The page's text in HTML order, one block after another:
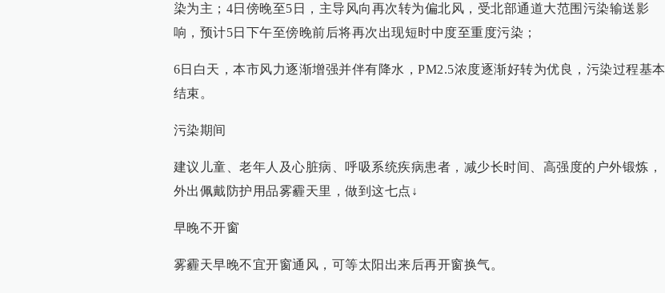
染为主；4日傍晚至5日，主导风向再次转为偏北风，受北部通道大范围污染输送影
响，预计5日下午至傍晚前后将再次出现短时中度至重度污染；
6日白天，本市风力逐渐增强并伴有降水，PM2.5浓度逐渐好转为优良，污染过程基本
结束。
污染期间
建议儿童、老年人及心脏病、呼吸系统疾病患者，减少长时间、高强度的户外锻炼，
外出佩戴防护用品雾霾天里，做到这七点↓
早晚不开窗
雾霾天早晚不宜开窗通风，可等太阳出来后再开窗换气。